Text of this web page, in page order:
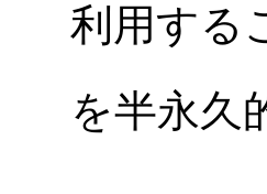
利用する
を半永久